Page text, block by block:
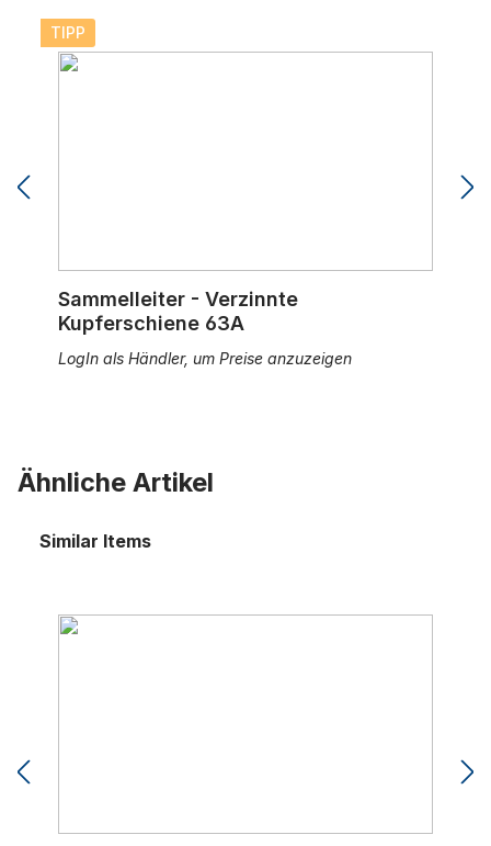
Sammelleiter - Verzinnte Kupferschiene 63A
TIPP
Sammelleiter - Verzinnte
Kupferschiene 63A
LogIn als Händler, um Preise anzuzeigen
Ähnliche Artikel
Similar Items